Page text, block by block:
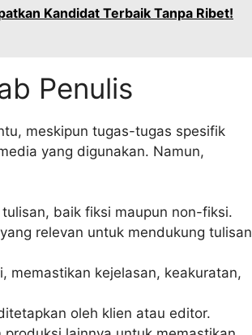
Kandidat Terbaik Tanpa Ribet!
Penulis
meskipun tugas-tugas spesifik
yang digunakan. Namun,
baik fiksi maupun non-fiksi.
relevan untuk mendukung tulisan
memastikan kejelasan, keakuratan,
oleh klien atau editor.